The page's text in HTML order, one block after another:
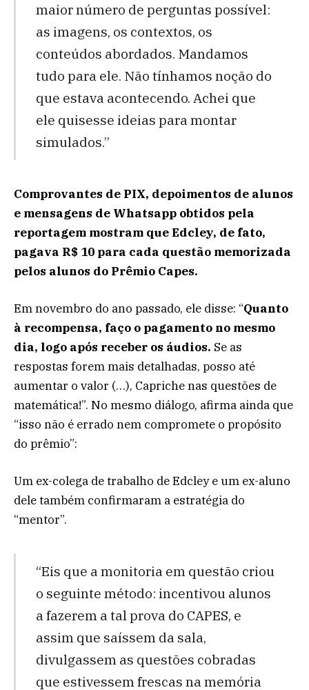
maior número de perguntas possível:
as imagens, os contextos, os
conteúdos abordados. Mandamos
tudo para ele. Não tínhamos noção do
que estava acontecendo. Achei que
ele quisesse ideias para montar
simulados.”
Comprovantes de PIX, depoimentos de alunos
e mensagens de Whatsapp obtidos pela
reportagem mostram que Edcley, de fato,
pagava R$ 10 para cada questão memorizada
pelos alunos do Prêmio Capes.
Em novembro do ano passado, ele disse: “Quanto
à recompensa, faço o pagamento no mesmo
dia, logo após receber os áudios. Se as
respostas forem mais detalhadas, posso até
aumentar o valor (…), Capriche nas questões de
matemática!”. No mesmo diálogo, afirma ainda que
“isso não é errado nem compromete o propósito
do prêmio”:
Um ex-colega de trabalho de Edcley e um ex-aluno
dele também confirmaram a estratégia do
“mentor”.
“Eis que a monitoria em questão criou
o seguinte método: incentivou alunos
a fazerem a tal prova do CAPES, e
assim que saíssem da sala,
divulgassem as questões cobradas
que estivessem frescas na memória